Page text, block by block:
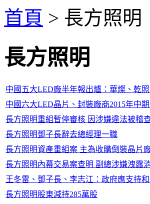
首頁 > 長方照明
長方照明
中國五大LED廠半年報出爐：華燦、乾照
中國六大LED晶片、封裝廠商2015年中
長方照明重組暫停審核 因涉嫌違法被稽
長方照明鄧子長辭去總經理一職
長方照明資產重組案 主為收購倒裝晶片
長方照明內幕交易案查明 副總涉嫌洩露
王冬雷、鄧子長、李志江：政府應支持
長方照明股東減持285萬股